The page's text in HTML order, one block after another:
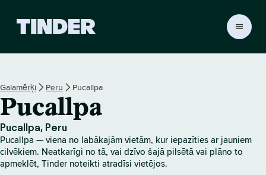
r
s
ā
u
m
l
Galamērķi Peru Pucallpa
Pucallpa
Pucallpa, Peru
Pucallpa — viena no labākajām vietām, kur iepazīties ar jauniem
cilvēkiem. Neatkarīgi no tā, vai dzīvo šajā pilsētā vai plāno to
apmeklēt, Tinder noteikti atradīsi vietējos.